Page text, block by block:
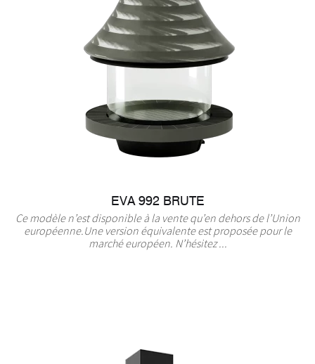
EVA 992 BRUTE
Ce modèle n’est disponible à la vente qu’en dehors de l’Union
européenne.Une version équivalente est proposée pour le
marché européen. N’hésitez ...